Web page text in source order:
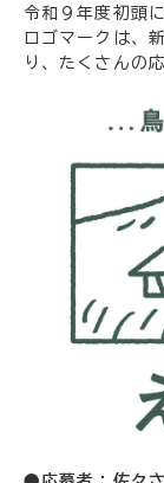
令和９年度初頭
ロゴマークは、
り、たくさんの